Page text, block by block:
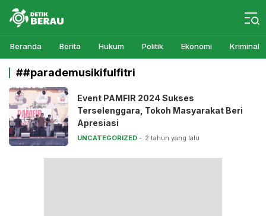
Detikberau.com
Media Diskusi Rakyat
Beranda Berita Hukum Politik Ekonomi Kriminal
##parademusikifulfitri
Event PAMFIR 2024 Sukses
Terselenggara, Tokoh Masyarakat Beri
Apresiasi
UNCATEGORIZED 2 tahun yang lalu